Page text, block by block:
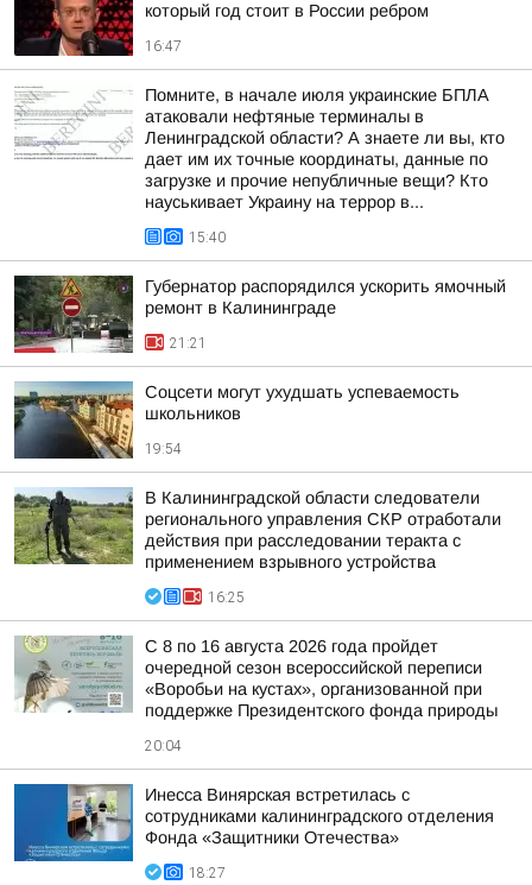
который год стоит в России ребром
16:47
Помните, в начале июля украинские БПЛА
атаковали нефтяные терминалы в
Ленинградской области? А знаете ли вы, кто
дает им их точные координаты, данные по
загрузке и прочие непубличные вещи? Кто
науськивает Украину на террор в...
15:40
Губернатор распорядился ускорить ямочный
ремонт в Калининграде
21:21
Соцсети могут ухудшать успеваемость
школьников
19:54
В Калининградской области следователи
регионального управления СКР отработали
действия при расследовании теракта с
применением взрывного устройства
16:25
С 8 по 16 августа 2026 года пройдет
очередной сезон всероссийской переписи
«Воробьи на кустах», организованной при
поддержке Президентского фонда природы
20:04
Инесса Винярская встретилась с
сотрудниками калининградского отделения
Фонда «Защитники Отечества»
18:27